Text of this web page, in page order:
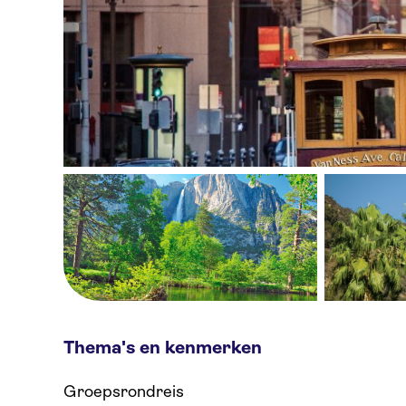
Thema's en kenmerken
Groepsrondreis